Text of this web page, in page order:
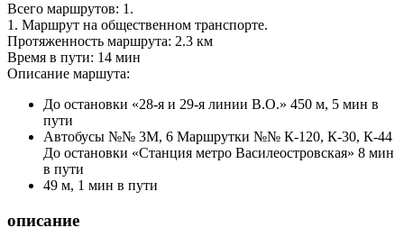
Всего маршрутов: 1.
1. Маршрут на общественном транспорте.
Протяженность маршрута: 2.3 км
Время в пути: 14 мин
Описание маршута:
До остановки «28-я и 29-я линии В.О.» 450 м, 5 мин в
пути
Автобусы №№ 3М, 6 Маршрутки №№ К-120, К-30, К-44
До остановки «Станция метро Василеостровская» 8 мин
в пути
49 м, 1 мин в пути
описание